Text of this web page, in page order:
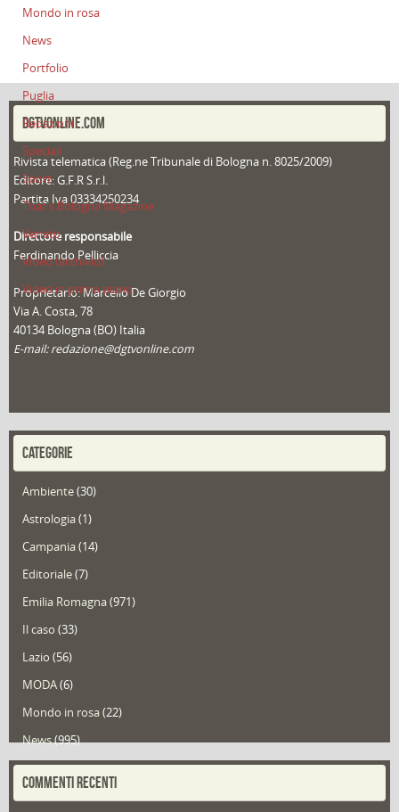
Mondo in rosa
News
Portfolio
Puglia
Redazioni
Speciali
Sport
That's Bologna Magazine
Veneto
Video (archivio)
Video in primo piano
DGTVONLINE.COM
Rivista telematica (Reg.ne Tribunale di Bologna n. 8025/2009)
Editore: G.F.R S.r.l.
Partita Iva 03334250234
Direttore responsabile
Ferdinando Pelliccia
Proprietario: Marcello De Giorgio
Via A. Costa, 78
40134 Bologna (BO) Italia
E-mail: redazione@dgtvonline.com
CATEGORIE
Ambiente(30)
Astrologia(1)
Campania(14)
Editoriale(7)
Emilia Romagna(971)
Il caso (33)
Lazio (56)
MODA(6)
Mondo in rosa(22)
News(995)
Portfolio(1)
COMMENTI RECENTI